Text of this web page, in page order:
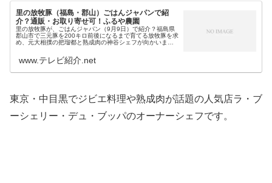
里の放牧豚（福島・郡山）ごはんジャパンで紹
介？通販・お取り寄せ可！ふるや農園
里の放牧豚が、ごはんジャパン（9月9日）で紹介？福島県
郡山市で三元豚を200キロ前後になるまで育てる放牧豚を求
め、元大相撲の把瑠都と熟成肉の神谷シェフが向かいます
で、通販でも販売されている...
www.テレビ紹介.net
東京・中目黒でジビエ料理や熟成肉が話題の人気店ラ・ブ
ーシェリー・デュ・ブッパのオーナーシェフです。